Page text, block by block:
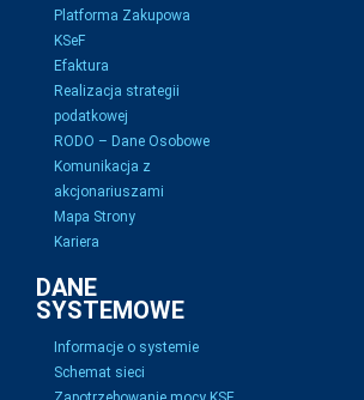
Platforma Zakupowa
KSeF
Efaktura
Realizacja strategii
podatkowej
RODO – Dane Osobowe
Komunikacja z
akcjonariuszami
Mapa Strony
Kariera
DANE
SYSTEMOWE
Informacje o systemie
Schemat sieci